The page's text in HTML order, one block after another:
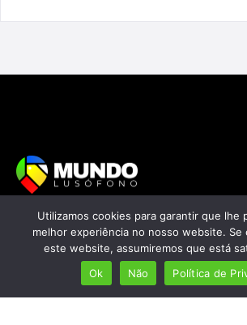
Mais de 7 milhões de
Mais de 2000 lugares
Presença em 8 países
Utilizamos cookies para garantir que lhe
melhor experiência no nosso website. Se
este website, assumiremos que está
Ok
Não Política de